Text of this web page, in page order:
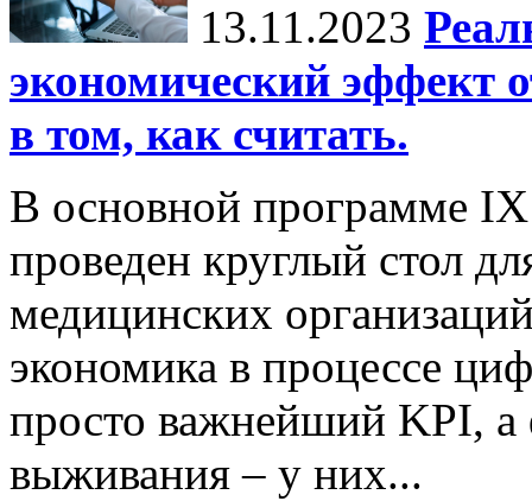
13.11.2023
экономический эффект
в том, как считать.
В основной программе
проведен круглый стол
медицинских
экономика в процессе
просто важнейший KPI, а
выживания – у них...